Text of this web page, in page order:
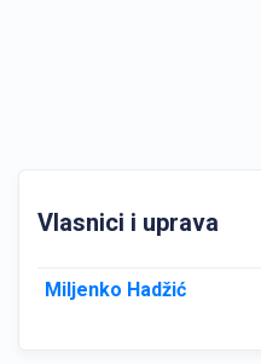
Vlasnici i uprava
Miljenko Hadžić